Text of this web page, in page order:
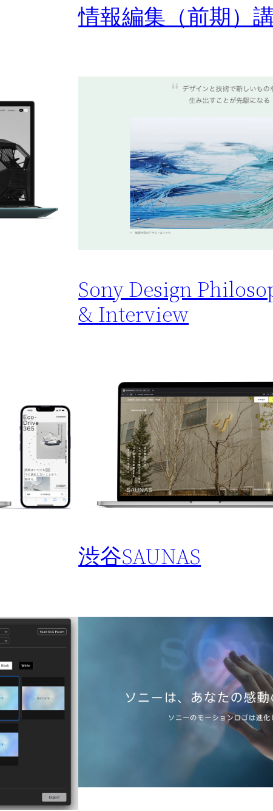
情報編集（前期）
Sony Design
& Interview
渋谷SAUNAS